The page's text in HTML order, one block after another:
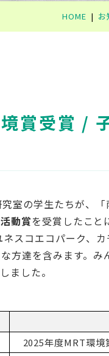
HOME お
賞受賞 /
究室の学生たちが、
動賞を受賞したこと
スコエコパーク、カ
方達を含みます。み
ました。
2025年度MRT環境